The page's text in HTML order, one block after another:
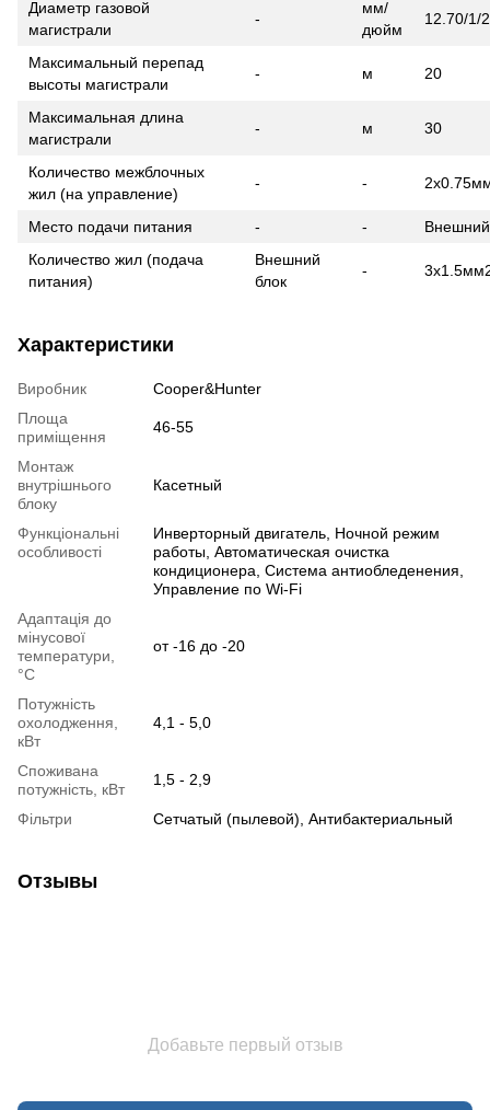
Диаметр газовой
магистрали
-
мм/
дюйм
12.70/1/
Максимальный перепад
высоты магистрали
- м 20
Максимальная длина
магистрали
- м 30
Количество межблочных
жил (на управление)
- -
Место подачи питания - -
Количество жил (подача
питания)
Внешний
блок
-
Характеристики
Виробник
Cooper&Hunter
Площа
приміщення
46-55
Монтаж
внутрішнього
блоку
Касетный
Функціональні
особливості
Инверторный двигатель, Ночной режим
работы, Автоматическая очистка
кондиционера, Система антиобледенения,
Управление по Wi-Fi
Адаптація до
мінусової
температури,
°C
от -16 до -20
Потужність
охолодження,
кВт
4,1 - 5,0
Споживана
потужність, кВт
1,5 - 2,9
Фільтри Сетчатый (пылевой), Антибактериальный
Отзывы
Добавьте первый отзыв